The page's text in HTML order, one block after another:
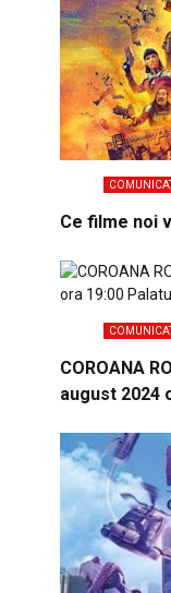
Ce filme noi
COROANA
august 2024